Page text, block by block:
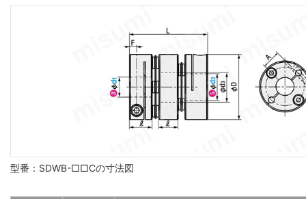
型番：SDWB-□□Cの寸法図